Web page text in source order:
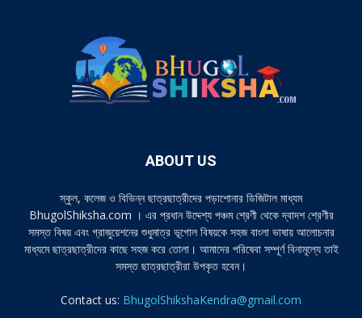
ABOUT US
স্কুল, কলেজ ও বিভিন্ন ছাত্রছাত্রীদের পড়াশোনার ডিজিটাল মাধ্যম
BhugolShiksha.com । এর প্রধান উদ্দেশ্য পঞ্চম শ্রেণী থেকে দ্বাদশ শ্রেণীর
সমস্ত বিষয় এবং গ্রাজুয়েশনের শুধুমাত্র ভূগোল বিষয়কে সহজ বাংলা ভাষায় আলোচনার
মাধ্যমে ছাত্রছাত্রীদের কাছে সহজ করে তোলা। আমাদের পরিষেবা সম্পূর্ণ বিনামূল্যে তাই
সমস্ত ছাত্রছাত্রীরা উপকৃত হবেন।
Contact us: BhugolShikshaKendra@gmail.com